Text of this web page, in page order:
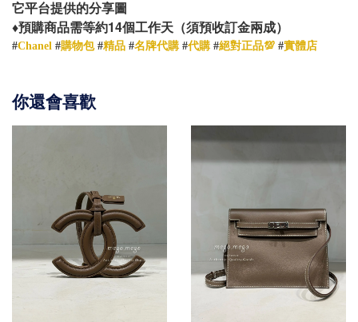
它平台提供的分享圖
♦️預購商品需等約14個工作天（須預收訂金兩成）
#Chanel #購物包#精品 #名牌代購 #代購 #絕對正品💯 #實體店
你還會喜歡